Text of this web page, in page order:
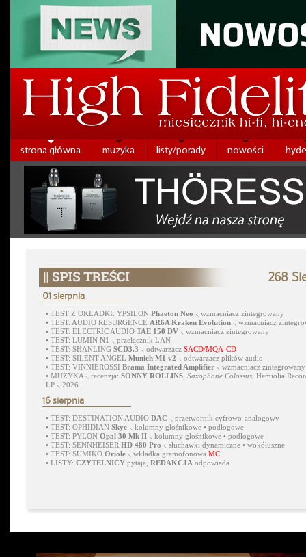
strona główna muzyka listy/porady nowości
268
01 sierpnia
• TEST Z OKŁADKI: YPSILON Phaeton Neo ⸜ wzmacniacz zintegrowany
• TEST: AUDIO RESURGENCE AR6A Kraken Evolution ⸜ wzmacniacz
• TEST: ELECTRIC AUDIO TAE 150 DV ⸜ wzmacniacz zintegrowany
• TEST: LUMIN N1
⸜ przełącznik LAN
• TEST: SHANLING SCD3.3 ⸜ odtwarzacz SACD/MQA-CD
• TEST: SILENT ANGEL Munich M1 v2 ⸜ odtwarzacz plików audio
• TEST: VINNIEROSSI Brama Integrated Amplifier ⸜ wzmacniacz zintegrowany
• MUZYKA ⸜ recenzja: SONNY ROLLINS Saxophone Colossus , Hemiolia
LP ⸜ 2026
16 sierpnia
• TEST: DESTINATION AUDIO DAC ⸜ przetwornik cyfrowo-analogowy
• TEST: OPHIDIAN Skye ⸜ kolumny głośnikowe • podłogowe
• TEST: PYLON Opal 30 Mk II ⸜ kolumny głośnikowe • podłogowe
• TEST: SENNHEISER HD 480 Pro ⸜ słuchawki dynamiczne • wokółuszne
• TEST: SUMIKO Oriole ⸜ wkładka gramofonowa MC
• LISTY: CZYTELNICY pytają, REDAKCJA odpowiada